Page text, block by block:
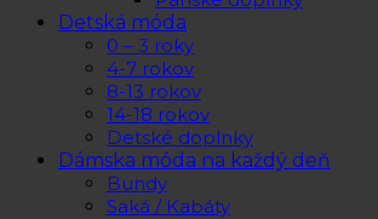
Detská móda
0 – 3 roky
4-7 rokov
8-13 rokov
14-18 rokov
Detské doplnky
Dámska móda na každý deň
Bundy
Saká / Kabáty